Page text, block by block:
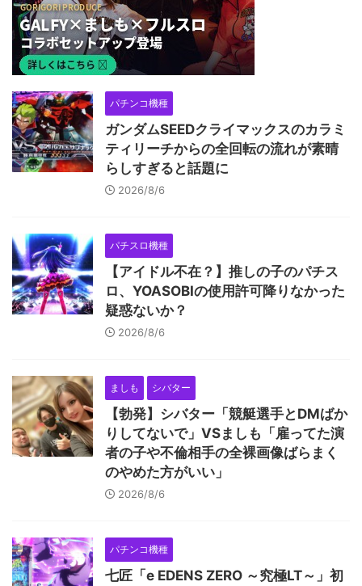
パチンコ機種
ガンダムSEEDクライマックスのカラミ
ティリーチからの全回転の流れが素晴
らしすぎると話題に
2026/8/6
パチスロ機種
【アイドル不在？】推しの子のパチス
ロ、YOASOBIの使用許可降りなかった
疑惑ないか？
2026/8/6
ましも シバター
【勃発】シバター「競艇選手とDMばか
りしてないで」VSましも「雇ってた演
者の子や不倫相手の全裸画像ばらまく
のやめた方がいい」
2026/8/6
パチンコ機種
七匠「e EDENS ZERO ～究極LT～」初